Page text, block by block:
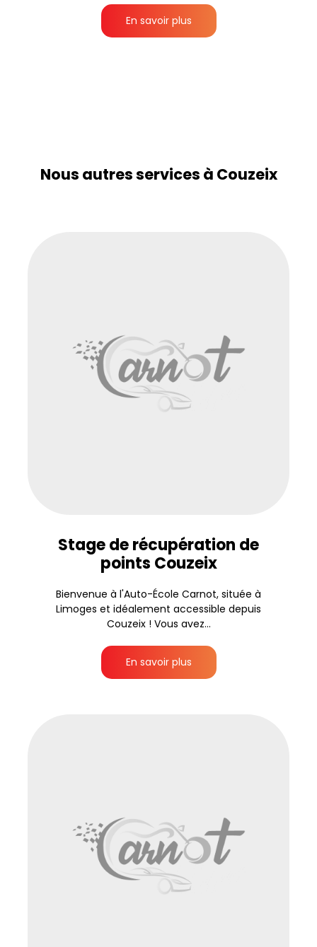
En savoir plus
Nous autres services à Couzeix
Stage de récupération de
points Couzeix
Bienvenue à l'Auto-École Carnot, située à
Limoges et idéalement accessible depuis
Couzeix ! Vous avez...
En savoir plus